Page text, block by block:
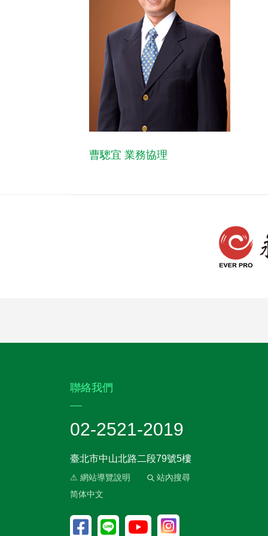
曹驄宜 業務協理
聯絡我們
02-2521-2019
臺北市中山北路二段79號5樓
⚠ 網站導覽說明
站內搜尋
简体中文